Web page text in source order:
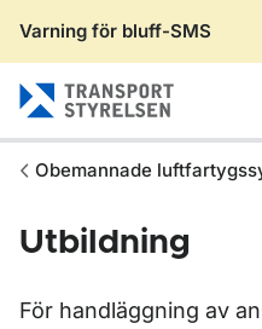
Varning för bluff-SMS
Obemannade
Utbildning
För handläggning av